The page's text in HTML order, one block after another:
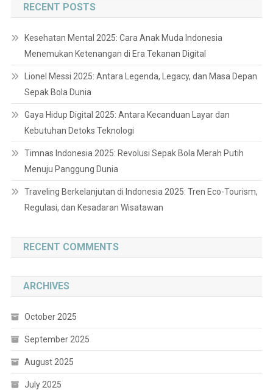
RECENT POSTS
Kesehatan Mental 2025: Cara Anak Muda Indonesia
Menemukan Ketenangan di Era Tekanan Digital
Lionel Messi 2025: Antara Legenda, Legacy, dan Masa Depan
Sepak Bola Dunia
Gaya Hidup Digital 2025: Antara Kecanduan Layar dan
Kebutuhan Detoks Teknologi
Timnas Indonesia 2025: Revolusi Sepak Bola Merah Putih
Menuju Panggung Dunia
Traveling Berkelanjutan di Indonesia 2025: Tren Eco-Tourism,
Regulasi, dan Kesadaran Wisatawan
RECENT COMMENTS
ARCHIVES
October 2025
September 2025
August 2025
July 2025